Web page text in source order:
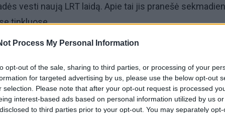
Process My Personal Information
opt-out of the sale, sharing to third parties, or processing of your
for targeted advertising by us, please use the below opt-out
selection. Please note that after your opt-out request is processed
interest-based ads based on personal information utilized by us
to third parties prior to your opt-out. You may separately
vesti naują LRT laidą. Apie tai jis pranešė
tinkluose.
laidą „Stonkus tiesiogiai“, dėl kurios teks paaukoti
Vaidybos egzaminas. Aš – dar jaunas, šviežias,
Prieina kieme matytas dėdė – Haroldas Mackevičius,